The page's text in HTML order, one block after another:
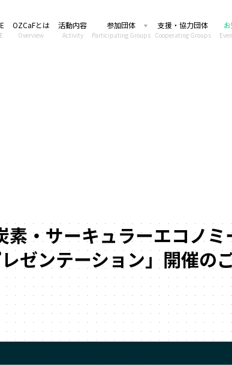
OZCaFとは
Overview
活動内容
Activity
参加団体
Participating Groups
支援・協力団体
Cooperating Groups
・サーキュラーエコノミ
ゼンテーション」開催の